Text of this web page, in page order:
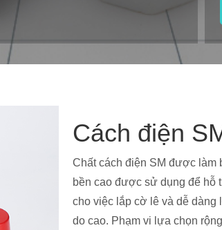
Cách điện
Chất cách điện SM được làm
bền cao được sử dụng để hỗ
cho việc lắp cờ lê và dễ
do cao. Phạm vi lựa chọn